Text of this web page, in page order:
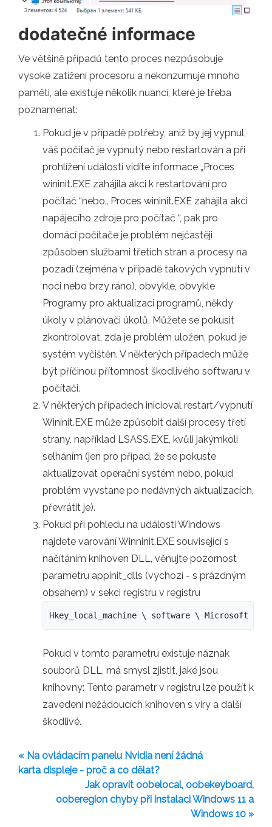
dodatečné informace
Ve většině případů tento proces nezpůsobuje
vysoké zatížení procesoru a nekonzumuje mnoho
paměti, ale existuje několik nuancí, které je třeba
poznamenat:
Pokud je v případě potřeby, aniž by jej vypnul,
váš počítač je vypnutý nebo restartován a při
prohlížení událostí vidíte informace „Proces
wininit.EXE zahájila akci k restartování pro
počítač “nebo„ Proces wininit.EXE zahájila akci
napájecího zdroje pro počítač “, pak pro
domácí počítače je problém nejčastěji
způsoben službami třetích stran a procesy na
pozadí (zejména v případě takových vypnutí v
noci nebo brzy ráno), obvykle, obvykle
Programy pro aktualizaci programů, někdy
úkoly v plánovači úkolů. Můžete se pokusit
zkontrolovat, zda je problém uložen, pokud je
systém vyčištěn. V některých případech může
být příčinou přítomnost škodlivého softwaru v
počítači.
V některých případech inicioval restart/vypnutí
Wininit.EXE může způsobit další procesy třetí
strany, například LSASS.EXE, kvůli jakýmkoli
selháním (jen pro případ, že se pokuste
aktualizovat operační systém nebo, pokud
problém vyvstane po nedávných aktualizacích,
převrátit je).
Pokud při pohledu na události Windows
najdete varování Winninit.EXE související s
načítáním knihoven DLL, věnujte pozornost
parametru appinit_dlls (výchozí - s prázdným
obsahem) v sekci registru v registru
Hkey_local_machine \ software \ Microsoft \
Pokud v tomto parametru existuje náznak
souborů DLL, má smysl zjistit, jaké jsou
knihovny: Tento parametr v registru lze použít k
zavedení nežádoucích knihoven s viry a další
škodlivé.
« Na ovládacím panelu Nvidia není žádná
karta displeje - proč a co dělat?
Jak opravit oobelocal, oobekeyboard,
ooberegion chyby při instalaci Windows 11 a
Windows 10 »